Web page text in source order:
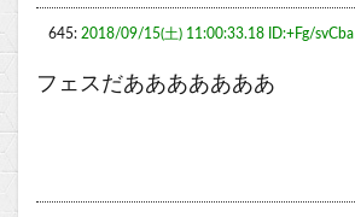
645: 2018/09/15(土) 11:00:33.18 ID:+Fg/svCba
フェスだあああああああ